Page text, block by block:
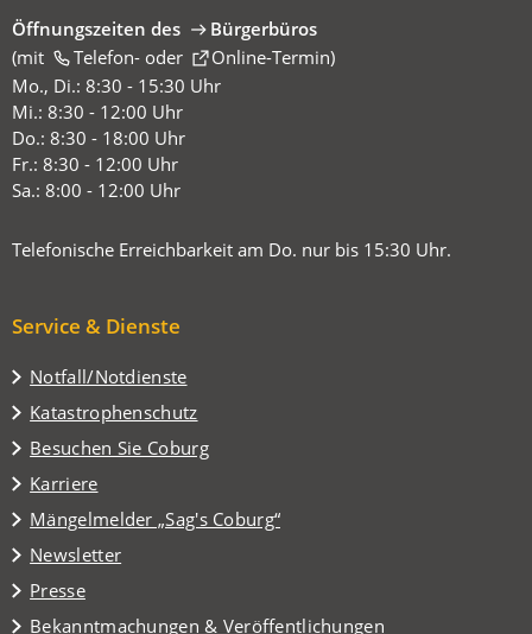
Öffnungszeiten des
Bürgerbüros
(mit
Telefon-oder Online-Termin
(Öffnet
in
einem
neuen
Tab)
)
Mo., Di.: 8:30 - 15:30 Uhr
Mi.: 8:30 - 12:00 Uhr
Do.: 8:30 - 18:00 Uhr
Fr.: 8:30 - 12:00 Uhr
Sa.: 8:00 - 12:00 Uhr
Telefonische Erreichbarkeit am Do. nur bis 15:30 Uhr.
Service & Dienste
Notfall/Notdienste
Katastrophenschutz
Besuchen Sie Coburg
(Öffnet
in
einem
neuen
Tab)
Karriere
Mängelmelder „Sag's Coburg“
(Öffnet
in
einem
neuen
Tab)
Newsletter
Presse
Bekanntmachungen & Veröffentlichungen